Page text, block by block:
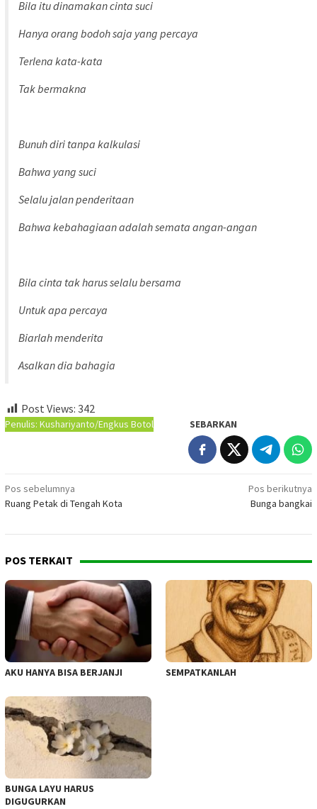
Bila itu dinamakan cinta suci
Hanya orang bodoh saja yang percaya
Terlena kata-kata
Tak bermakna
Bunuh diri tanpa kalkulasi
Bahwa yang suci
Selalu jalan penderitaan
Bahwa kebahagiaan adalah semata angan-angan
Bila cinta tak harus selalu bersama
Untuk apa percaya
Biarlah menderita
Asalkan dia bahagia
Post Views: 342
Penulis: Kushariyanto/Engkus Botol SEBARKAN
Navigasi
pos
Pos sebelumnya
Ruang Petak di Tengah Kota
Pos berikutnya
Bunga bangkai
POS TERKAIT
AKU HANYA BISA BERJANJI SEMPATKANLAH
BUNGA LAYU HARUS
DIGUGURKAN